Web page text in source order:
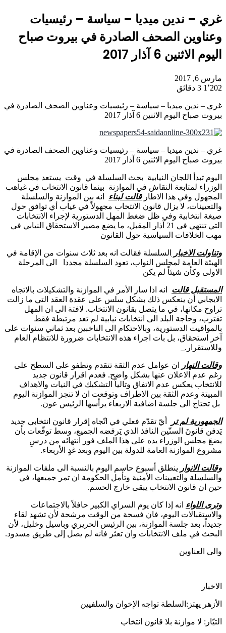
غري – ندين ميديا – سياسة – رئيسيات
وعناوين الصحف الصادرة في بيروت صباح
اليوم الاثنين 6 آذار 2017
مارس 6, 2017
1٬202 3 دقائق
غري – ندين ميديا – سياسة – رئيسيات وعناوين الصحف الصادرة في
بيروت صباح اليوم الاثنين 6 آذار 2017
غري – ندين ميديا – سياسة – رئيسيات وعناوين الصحف الصادرة في
بيروت صباح اليوم الاثنين 6 آذار 2017
اليوم تبدأ اللجان النيابية بحث السلسلة في وقت يستعد مجلس
الوزراء لمتابعة النقاش في الموازنة بينما قانون الانتخاب في غياهب
المجهول وفي هذا الاطارقالت لبناء انه بين الموازنة والسلسلة
والتعيينات، لا يزال قانون الانتخاب مجهولاً في غياب أي توافق حول
صيغة انتخابية وفي ظل ضغط المهل الدستورية لإجراء الانتخابات
التي تنتهي في 21 آذار المقبل، ما يضع مصير الاستحقاق النيابي في
مهب الخلافات السياسية حول القانون
وتناولت الاخبار
السلسلة فقالت انه بعد ثلاث سنوات من الإقامة في
الهيئة العامة لمجلس النواب، تعود السلسلة مجددا الى المرحلة
الاولى وكأن شيئاً لم يكن
المستقبل قالت انه اذا سار الأمر في الموازنة والتشكيلات بالاتجاه
الايجابي أن ينعكس ذلك بشكل سلس على عقدة العقد التي ما زالت
تراوح مكانها، في ما يتصل بقانون الانتخاب. لافتة الى ان المهل
تقترب، وحاجة البلد الى انتخابات نيابية لم تعد مرتبطة فقط
بالمواقيت الدستورية، وبالاحتكام الى الناخبين بعد ثماني سنوات على
آخر استحقاق، بل بات اجراء هذه الانتخابات ضرورة للانتظام العام
وللاستقرار.
وقالت النهار
ان عوامل عدم الثقة تتقدم وتطفو على السطح على
رغم عدم الاعلان عنها بشكل واضح. فعدم اقرار قانون جديد
للانتخاب يعكس عدم الاتفاق وتالياً التشكيك في النيات والاهداف
المبيتة وعدم الثقة بين الاطراف وتوقعت ان لا تنجز الموازنة اليوم
بل تحتاج الى جلسة اضافية الاربعاء يرأسها الرئيس عون.
الجمهورية لم تر
أيّ تقدّم فعلي في اتّجاه إقرار قانون انتخابي جديد
يَدفن قانونَ الستّين النافذ الذي يَرفضه الجميع، وسط توقّعات بأن
يضعَ مجلس الوزراء يده على هذا الملف فور انتهائه من درسِ
مشروع الموازنة العامة للدولة بين اليوم وبعد غدٍ الأربعاء.
وقالت الانوار ينطلق أسبوع حاسم اليوم بالنسبة الى ملفات الموازنة
والسلسلة والتعيينات الأمنية وتأمل الحكومة ان تمر جميعها، في
حين ان قانون الانتخاب يبقى خارج الحسم.
وترى اللواء انه إذا كان يوم السراي الكبير حافلاً بالاجتماعات
والاستقبالات اليوم، فان فسحة من الوقت مرشحة لأن تشهد لقاء
جديداً، بعد جلسة الموازنة، بين الرئيس الحريري وباسيل وخليل، لأن
البحث في ملف الانتخابات وان تعثر فانه لم يصل إلى طريق مسدود.
والى العناوين
الاخبار
الأزهر يهتز:السلطة تواجه الإخوان والسلفيين
التيّار: لا موازنة بلا قانون انتخاب